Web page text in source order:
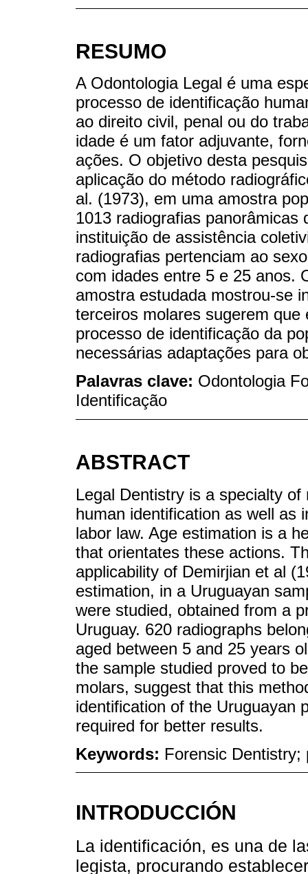
RESUMO
A Odontologia Legal é uma
processo de identificação
ao direito civil, penal ou do
idade é um fator adjuvante,
ações. O objetivo desta
aplicação do método
al. (1973), em uma amostra
1013 radiografias panorâmicas
instituição de assistência
radiografias pertenciam ao
com idades entre 5 e 25 anos.
amostra estudada mostrou-se
terceiros molares sugerem
processo de identificação da
necessárias adaptações para
Palavras clave: Odontologia
Identificação
ABSTRACT
Legal Dentistry is a specialty
human identification as well as
labor law. Age estimation is a
that orientates these actions.
applicability of Demirjian et al
estimation, in a Uruguayan
were studied, obtained from a
Uruguay. 620 radiographs
aged between 5 and 25 years
the sample studied proved to
molars, suggest that this
identification of the Uruguayan
required for better results.
Keywords: Forensic Dentistry;
INTRODUCCIÓN
La identificación, es una de
legista, procurando